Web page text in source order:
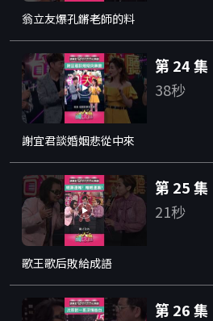
翁立友爆孔鏘老師的料
第 24 集
38秒
謝宜君談婚姻悲從中來
第 25 集
21秒
歌王歌后敗給成語
第 26 集